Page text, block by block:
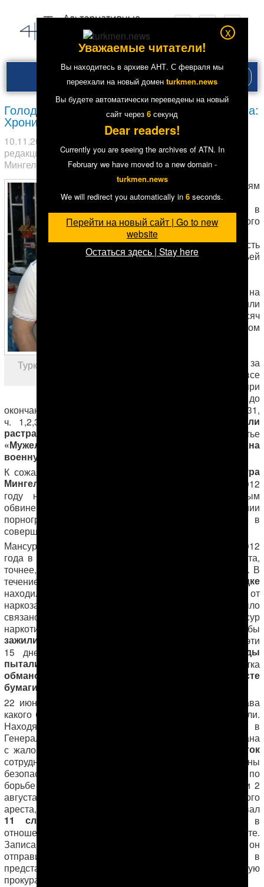
меню
Голодовка заключенного Мансура Мингелова:
Хроника событий
10.11.2014
редакции
Политика ,Права человека. Метки:Мансур
Мингелов
Тюрьмы 14 47294
Туркменский заключенный
По сообщениям
собственных
источников АНТ, в
рамках очередного
осужденных в честь
двадцать третьей
Туркменистана на
свободу вышли
около двух тысяч
человек. В основном
осужденных за
(все
три части ст. 134, при
условии, что до
окончания срока осталось менее 4-х лет),
(ст. 231,
ч. 1,2,3),
мошенничество, присвоение или
растрату
(ст. 227, 228 и 229, если погашен иск), по статье
«Мужеложство»
«Уклонение от призыва на
военную службу»
К сожалению, помилование обошло стороной
Мансура
Мингелова
, этнического белуджа, осужденного в 2012
году на 22 года лишения свободы по ложным
обвинениям в контрабанде наркотиков, изготовлении
порнографии и вовлечении несовершеннолетнего в
совершение антиобщественных действий.
Мансура Мингелова впервые арестовали 6 июня 2012
года в связи с уголовным делом с участием его брата,
точнее, на следующий день после ареста последнего. В
течение 15 суток Мансур
в принудительном порядке
находился в региональном центре реабилитации от
наркозависимости, однако пребывание его там было
связано не с лечением от наркозависимости — Мансур
наркотики никогда и не употреблял, — а для того, чтобы
зажили следы от нанесенных 6 июня побоев
. За эти
15 дней, проведенных в диспансере, ему
дважды
пытались подкинуть наркотики
и была попытка
обманом получить его подпись на чистом листе
бумаги
22 июня 2012 года, не найдя в его действиях состава
какого бы то ни было преступления, Мансура отпустили.
Находясь на свободе, М. Мингелов обратился в
Генеральную прокуратуру и к Президенту Туркменистана
с жалобой на
избиение и применение к нему пыток
сотрудниками Государственной службы охраны
безопасности здорового общества (бывшая Служба по
борьбе с наркотиками). Кроме того, между 25 июня и 2
августа того же года, то есть до своего очередного
ареста, Мансур провел сбор и затем задокументировал
11 случаев пыток и жестокого обращения
в
отношении других белуджей в Марыйском велаяте.
Записав собранную информацию на компакт-диски, он
отправил их в посольство США в Ашхабаде, в
представительство ОБСЕ, а также в Генеральную
прокуратуру.
x
Уважаемые читатели!
Вы находитесь в архиве АНТ. С февраля мы
переехали на новый доменturkmen.news
Вы будете автоматически переведены на новый
сайт через5 секунд
Dear readers!
Currently you are seeing the archives of ATN. In
February we have moved to a new domain -
turkmen.news
We will redirect you automatically in5 seconds.
Перейти на новый сайт | Go to new
website
Остаться здесь | Stay here